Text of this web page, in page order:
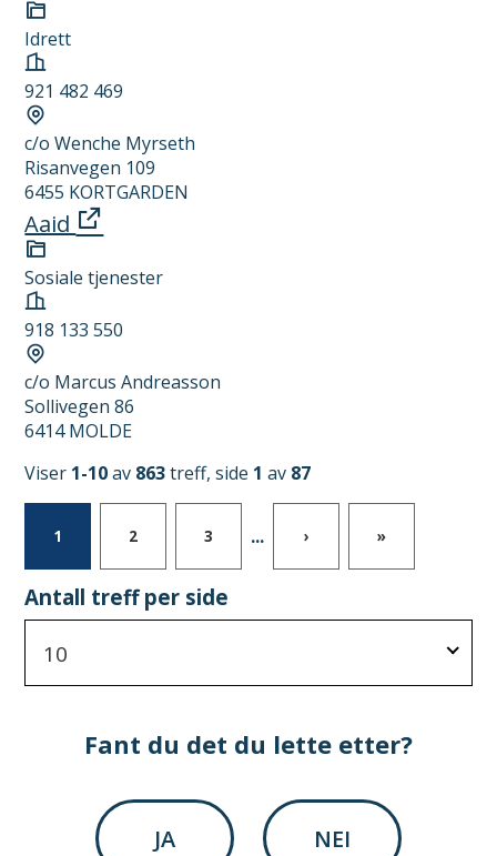
Idrett
921 482 469
c/o Wenche Myrseth
Risanvegen 109
6455 KORTGARDEN
Aaid
Sosiale tjenester
918 133 550
c/o Marcus Andreasson
Sollivegen 86
6414 MOLDE
Viser 1-10av 863treff, side 1 av 87
1 2 3 ... › »
Antall treff per side
10
Fant du det du lette etter?
JA NEI